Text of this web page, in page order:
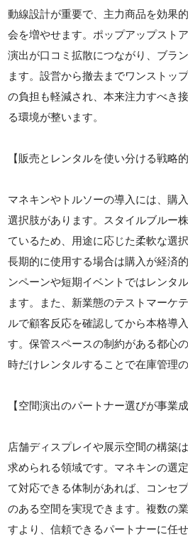
動線設計が重要で、主力商品を効果
会を増やせます。ポップアップスト
演出が口コミ拡散につながり、ブラ
ます。設営から撤去までワンストッ
の負担も軽減され、本来注力すべき
る環境が整います。
【販売とレンタルを使い分ける戦略的
マネキンやトルソーの導入には、購
選択肢があります。スタイルブルー
ているため、用途に応じた柔軟な選
長期的に使用する場合は購入が経済
ンペーンや短期イベントではレンタ
ます。また、新業態のテストマーケ
ルで顧客反応を確認してから本格導
す。保管スペースの制約がある都心
時だけレンタルすることで在庫管理
【空間演出のパートナー選びが事業
店舗ディスプレイや展示空間の構築
求められる領域です。マネキンの選
て対応できる体制があれば、コンセ
のある空間を実現できます。複数の
すより、信頼できるパートナーに任